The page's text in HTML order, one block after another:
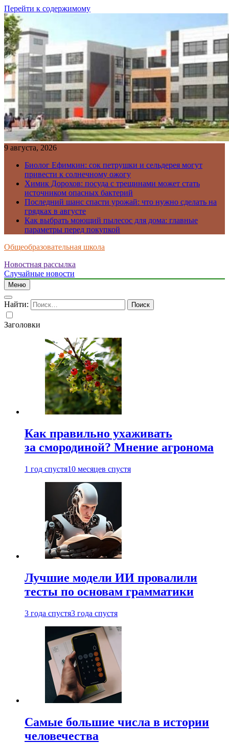
Перейти к содержимому
9 августа, 2026
Биолог Ефимкин: сок петрушки и сельдерея могут
привести к солнечному ожогу
Химик Дорохов: посуда с трещинами может стать
источником опасных бактерий
Последний шанс спасти урожай: что нужно сделать на
грядках в августе
Как выбрать моющий пылесос для дома: главные
параметры перед покупкой
Общеобразовательная школа
Новостная рассылка
Случайные новости
Меню
Найти:
Заголовки
Как правильно ухаживать
за смородиной? Мнение агронома
1 год спустя10 месяцев спустя
Лучшие модели ИИ провалили
тесты по основам грамматики
3 года спустя3 года спустя
Самые большие числа в истории
человечества